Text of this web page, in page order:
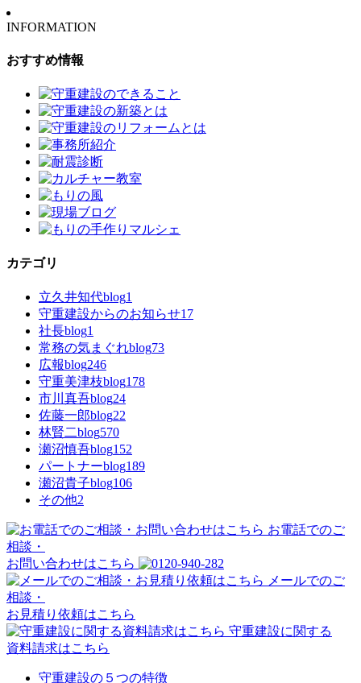
INFORMATION
おすすめ情報
カテゴリ
立久井知代blog1
守重建設からのお知らせ17
社長blog1
常務の気まぐれblog73
広報blog246
守重美津枝blog178
市川真吾blog24
佐藤一郎blog22
林賢二blog570
瀬沼慎吾blog152
パートナーblog189
瀬沼貴子blog106
その他2
お電話でのご
相談・
お問い合わせはこちら
メールでのご
相談・
お見積り依頼はこちら
守重建設に関する
資料請求はこちら
守重建設の５つの特徴